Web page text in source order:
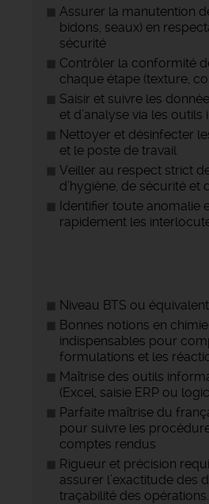
Assurer la manutention
bidons, seaux) en
sécurité
Contrôler la conformité
chaque étape (texture,
Saisir et suivre les
et d’analyse via les
Nettoyer et désinfecter
et le poste de travail
Veiller au respect strict
d’hygiène, de sécurité et
Identifier toute anomalie
rapidement les
Niveau BTS ou équivalent
Bonnes notions en
indispensables pour
formulations et les
Maîtrise des outils
(Excel, saisie ERP ou
Parfaite maîtrise du
pour suivre les
comptes rendus
Rigueur et précision
assurer l’exactitude des
traçabilité des opérations.